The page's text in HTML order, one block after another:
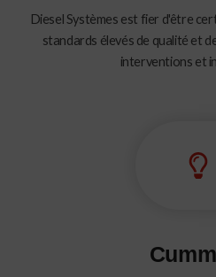
Diesel Systèmes est fier d'être
standards élevés de qualité et
interventions et